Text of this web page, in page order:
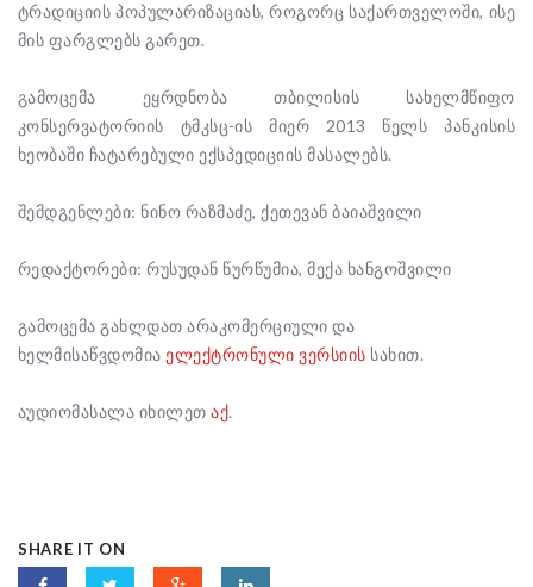
ტრადიციის პოპულარიზაციას, როგორც საქართველოში, ისე
მის ფარგლებს გარეთ.
გამოცემა ეყრდნობა თბილისის სახელმწიფო
კონსერვატორიის ტმკსც-ის მიერ 2013 წელს პანკისის
ხეობაში ჩატარებული ექსპედიციის მასალებს.
შემდგენლები: ნინო რაზმაძე, ქეთევან ბაიაშვილი
რედაქტორები: რუსუდან წურწუმია, მექა ხანგოშვილი
გამოცემა გახლდათ არაკომერციული და
ხელმისაწვდომია ელექტრონული ვერსიის სახით.
აუდიომასალა იხილეთაქ.
SHARE IT ON